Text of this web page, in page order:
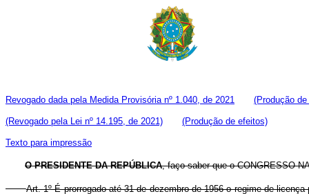
Revogado dada pela Medida Provisória nº 1.040, de 2021 (Produção
(Revogado pela Lei nº 14.195, de 2021) (Produção de efeitos)
Texto para impressão
O PRESIDENTE DA REPÚBLICA, faço saber que o CONGRESSO
Art. 1º É prorrogado até 31 de dezembro de 1956 o regime de